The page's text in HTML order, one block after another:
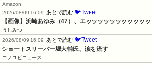
Amazon
2026/08/09 16:09
あとで読む 🐦Tweet
【画像】浜崎あゆみ（47）、エッッッッッッッッッッッ
うしみつ
2026/08/09 16:09
あとで読む 🐦Tweet
ショートスリーパー堀大輔氏、涙を流す
コノユビニュース